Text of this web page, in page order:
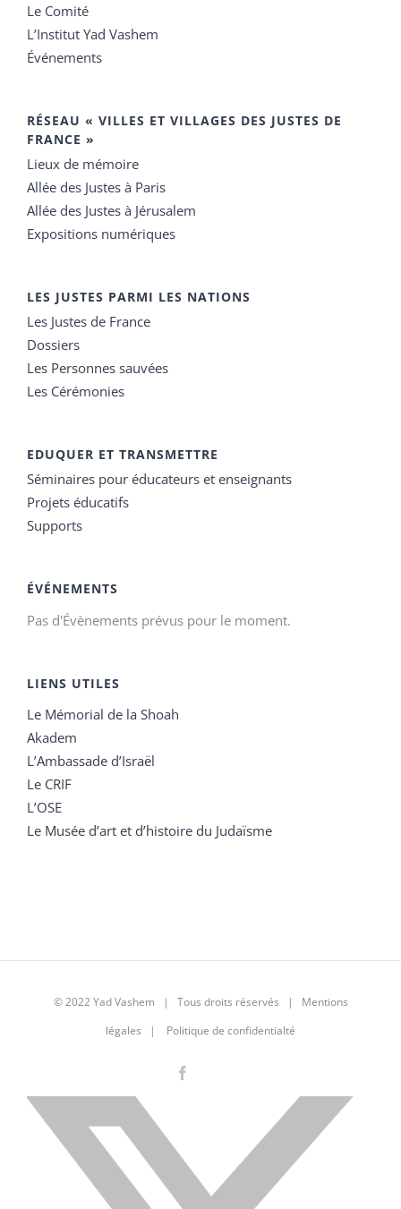
Le Comité
L’Institut Yad Vashem
Événements
RÉSEAU « VILLES ET VILLAGES DES JUSTES DE
FRANCE »
Lieux de mémoire
Allée des Justes à Paris
Allée des Justes à Jérusalem
Expositions numériques
LES JUSTES PARMI LES NATIONS
Les Justes de France
Dossiers
Les Personnes sauvées
Les Cérémonies
EDUQUER ET TRANSMETTRE
Séminaires pour éducateurs et enseignants
Projets éducatifs
Supports
ÉVÉNEMENTS
Pas d'Évènements prévus pour le moment.
LIENS UTILES
Le Mémorial de la Shoah
Akadem
L’Ambassade d’Israël
Le CRIF
L’OSE
Le Musée d’art et d’histoire du Judaïsme
© 2022 Yad Vashem | Tous droits réservés | Mentions
légales | Politique de confidentialté